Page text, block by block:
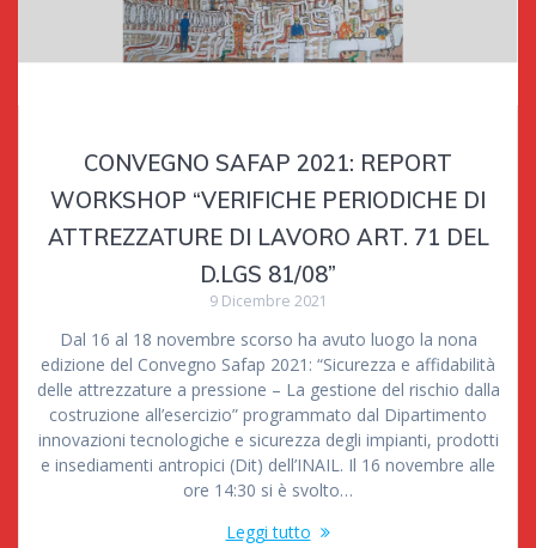
CONVEGNO SAFAP 2021: REPORT
WORKSHOP “VERIFICHE PERIODICHE DI
ATTREZZATURE DI LAVORO ART. 71 DEL
D.LGS 81/08”
9 Dicembre 2021
Dal 16 al 18 novembre scorso ha avuto luogo la nona
edizione del Convegno Safap 2021: “Sicurezza e affidabilità
delle attrezzature a pressione – La gestione del rischio dalla
costruzione all’esercizio” programmato dal Dipartimento
innovazioni tecnologiche e sicurezza degli impianti, prodotti
e insediamenti antropici (Dit) dell’INAIL. Il 16 novembre alle
ore 14:30 si è svolto…
Leggi tutto